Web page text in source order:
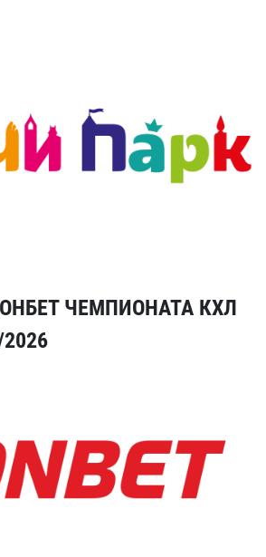
ЧЕМПИОНАТА КХЛ